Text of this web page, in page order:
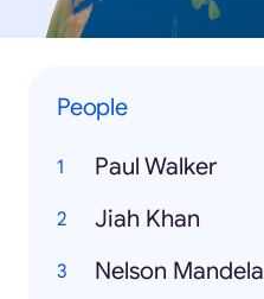
People
Paul Walker
Jiah Khan
Nelson Mandela